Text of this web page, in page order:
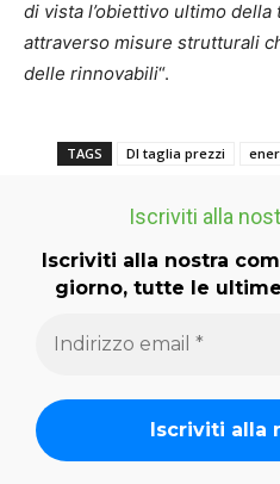
di vista l’obiettivo ultimo
attraverso misure strutturali
delle rinnovabili“.
TAGS Dl taglia prezzi
Iscriviti alla
Iscriviti alla nostra
giorno, tutte le